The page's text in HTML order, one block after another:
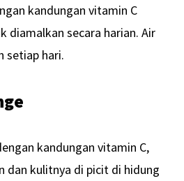
kandungan vitamin C
diamalkan secara harian. Air
setiap hari.
kandungan vitamin C,
dan kulitnya di picit di hidung